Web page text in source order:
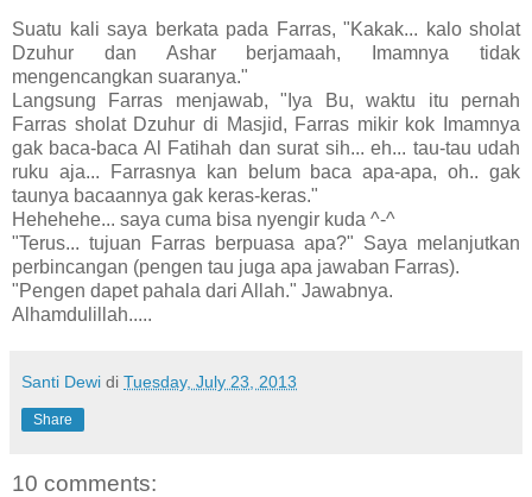
Suatu kali saya berkata pada Farras, "Kakak... kalo sholat
Dzuhur dan Ashar berjamaah, Imamnya tidak
mengencangkan suaranya."
Langsung Farras menjawab, "Iya Bu, waktu itu pernah
Farras sholat Dzuhur di Masjid, Farras mikir kok Imamnya
gak baca-baca Al Fatihah dan surat sih... eh... tau-tau udah
ruku aja... Farrasnya kan belum baca apa-apa, oh.. gak
taunya bacaannya gak keras-keras."
Hehehehe... saya cuma bisa nyengir kuda ^-^
"Terus... tujuan Farras berpuasa apa?" Saya melanjutkan
perbincangan (pengen tau juga apa jawaban Farras).
"Pengen dapet pahala dari Allah." Jawabnya.
Alhamdulillah.....
Santi Dewi di Tuesday, July 23, 2013
Share
10 comments: